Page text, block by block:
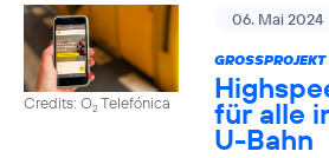
Credits: O2Telefónica
06. Mai 2024
für alle
U-Bahn